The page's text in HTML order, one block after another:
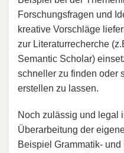
Forschungsfragen und
kreative Vorschläge
zur Literaturrecherche
Semantic Scholar)
schneller zu finden oder
erstellen zu lassen.
Noch zulässig und legal
Überarbeitung der
Beispiel Grammatik-